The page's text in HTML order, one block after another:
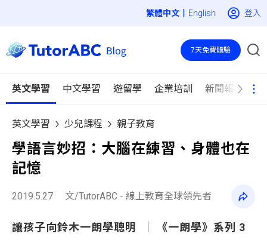
| English 登入
英文學習 中文學習 遊留學 企業培訓 新聞報導
7天免費體驗
英文學習 少兒課程 親子教育
學語言妙招：大腦在練習、身體也在
記憶
2019.5.27 文/TutorABC - 線上教育全球領先者
讓孩子向鈴木一朗學聰明 │ 《一朗學》系列 3